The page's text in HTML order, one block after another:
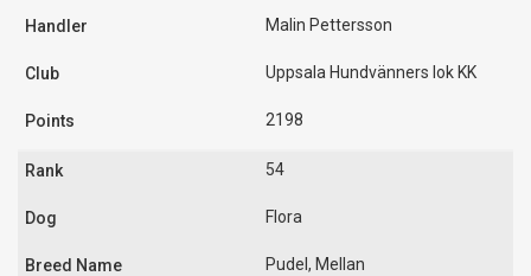
Malin Pettersson
Uppsala Hundvänners lok KK
2198
54
Flora
Pudel, Mellan